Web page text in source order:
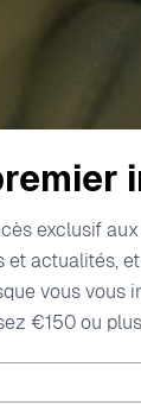
exclusif
et actualités,
vous vous
€150 ou